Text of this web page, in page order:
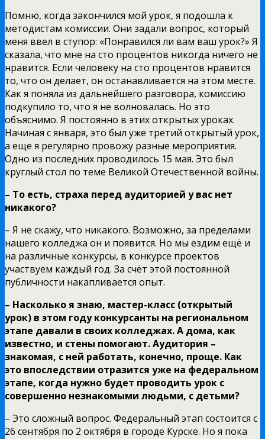
Помню, когда закончился мой урок, я подошла к
методистам комиссии. Они задали вопрос, который
меня ввел в ступор: «Понравился ли вам ваш урок?» Я
сказала, что мне на сто процентов никогда ничего не
нравится. Если человеку на сто процентов нравится
то, что он делает, он останавливается на этом месте.
Как я поняла из дальнейшего разговора, комиссию
подкупило то, что я не волновалась. Но это
объяснимо. Я постоянно в этих открытых уроках.
Начиная с января, это был уже третий открытый урок,
а еще я регулярно провожу разные мероприятия.
Одно из последних проводилось 15 мая. Это был
круглый стол по теме Великой Отечественной войны.
– То есть, страха перед аудиторией у вас нет
никакого?
– Я не скажу, что никакого. Возможно, за пределами
нашего колледжа он и появится. Но мы ездим ещё и
на различные конкурсы, в конкурсе проектов
участвуем каждый год. За счёт этой постоянной
публичности накапливается опыт.
– Насколько я знаю, мастер-класс (открытый
урок) в этом году конкурсанты на региональном
этапе давали в своих колледжах. А дома, как
известно, и стены помогают. Аудитория –
знакомая, с ней работать, конечно, проще. Как
это впоследствии отразится уже на федеральном
этапе, когда нужно будет проводить урок с
совершенно незнакомыми людьми, с детьми?
– Это сложный вопрос. Федеральный этап состоится с
26 сентября по 2 октября в городе Курске. Но я пока